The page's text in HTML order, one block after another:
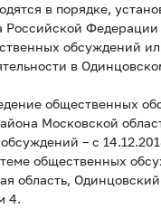
в порядке,
Российской
обсуждений
в
общественных
Московской
– с
общественных
область,
4.